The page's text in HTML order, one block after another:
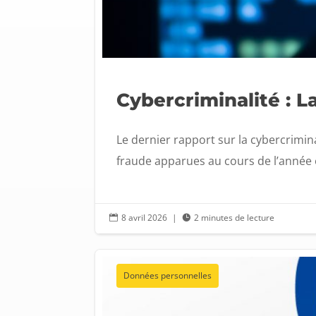
Cybercriminalité :
Le dernier rapport sur la
fraude apparues au cours de
 8 avril 2026 |  2 minutes de lecture
Données personnelles